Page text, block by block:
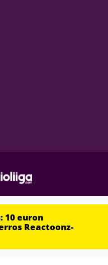
10 euron
Reactoonz-